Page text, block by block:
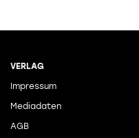
VERLAG
Impressum
Mediadaten
AGB